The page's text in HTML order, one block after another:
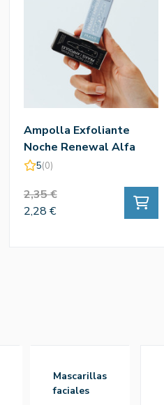
Ampolla Exfoliante
Noche Renewal Alfa
Hidroxiacidos 1ud -
5(0)
2,35 €
2,28 €
mascarillas
faciales